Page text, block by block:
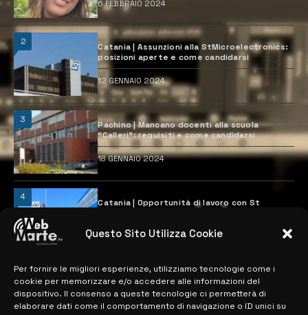
Questo Sito Utilizza Cookie
Per fornire le migliori esperienze, utilizziamo tecnologie come i
cookie per memorizzare e/o accedere alle informazioni del
dispositivo. Il consenso a queste tecnologie ci permetterà di
elaborare dati come il comportamento di navigazione o ID unici su
6 FEBBRAIO 2024
2
Catania | Assunzioni alla StMicroelectronics:
posizioni aperte e come candidarsi
12 GENNAIO 2024
3
Pachino | Mancano docenti alla scuola
“Calleri”: requisiti e come candidarsi
18 GENNAIO 2024
4
Catania | Opportunità di lavoro con St
28 MARZO 2024
MAPPA DEL SITO